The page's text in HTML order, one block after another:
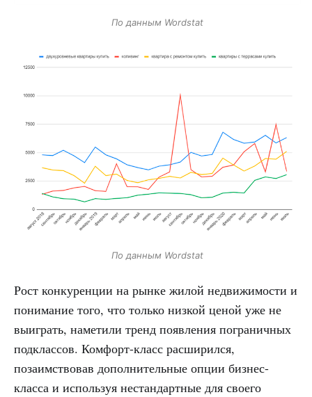
По данным Wordstat
По данным Wordstat
Рост конкуренции на рынке жилой недвижимости и
понимание того, что только низкой ценой уже не
выиграть, наметили тренд появления пограничных
подклассов. Комфорт-класс расширился,
позаимствовав дополнительные опции бизнес-
класса и используя нестандартные для своего